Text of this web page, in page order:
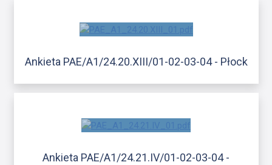
Ankieta PAE/A1/24.20.XIII/01-02-03-04 - Płock
Ankieta PAE/A1/24.21.IV/01-02-03-04 -